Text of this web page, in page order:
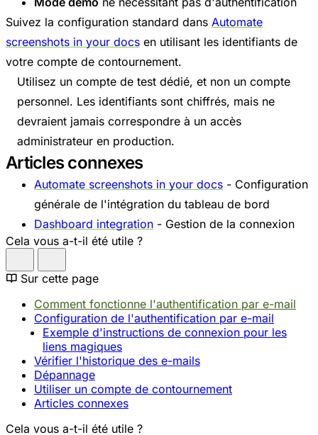
Suivez la configuration standard dans Automate
screenshots in your docs en utilisant les identifiants de
votre compte de contournement.
Utilisez un compte de test dédié, et non un compte
personnel. Les identifiants sont chiffrés, mais ne
devraient jamais correspondre à un accès
administrateur en production.
Articles connexes
Automate screenshots in your docs - Configuration
générale de l'intégration du tableau de bord
Dashboard integration - Gestion de la connexion
Cela vous a-t-il été utile ?
Sur cette page
Comment fonctionne l'authentification par e-mail
Configuration de l'authentification par e-mail
Exemple d'instructions de connexion pour les
liens magiques
Vérifier l'historique des e-mails
Dépannage
Utiliser un compte de contournement
Articles connexes
Cela vous a-t-il été utile ?